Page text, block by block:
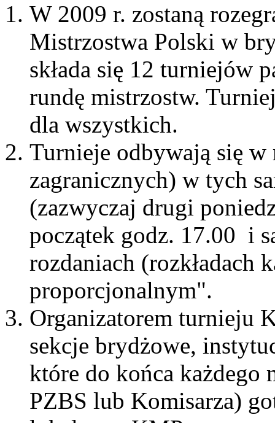
W 2009 r. zostaną
Mistrzostwa Polski w
składa się 12 turniejów
rundę mistrzostw.
dla wszystkich.
Turnieje odbywają się w
zagranicznych) w tych
(zazwyczaj drugi
początek godz. 17.00 i
rozdaniach (rozkładach
proporcjonalnym".
Organizatorem turnieju
sekcje brydżowe,
które do końca każdego
PZBS lub Komisarza)